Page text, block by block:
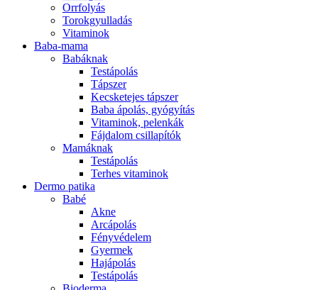
Orrfolyás
Torokgyulladás
Vitaminok
Baba-mama
Babáknak
Testápolás
Tápszer
Kecsketejes tápszer
Baba ápolás, gyógyítás
Vitaminok, pelenkák
Fájdalom csillapítók
Mamáknak
Testápolás
Terhes vitaminok
Dermo patika
Babé
Akne
Arcápolás
Fényvédelem
Gyermek
Hajápolás
Testápolás